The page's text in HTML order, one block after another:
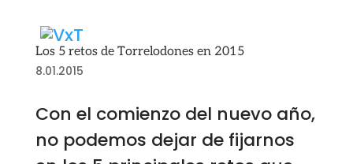
Los 5 retos de Torrelodones en 2015
8.01.2015
Con el comienzo del nuevo año,
no podemos dejar de fijarnos